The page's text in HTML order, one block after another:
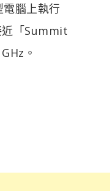
腦上執行
近「Summit
。